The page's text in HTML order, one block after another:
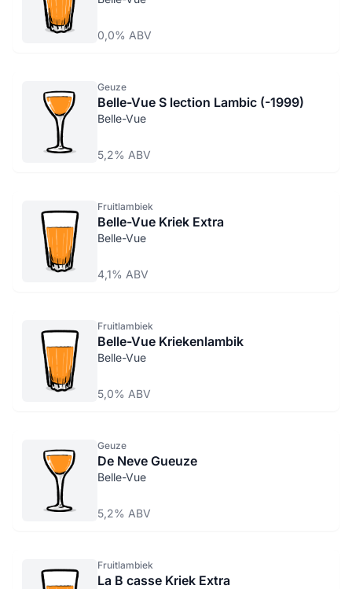
0,0% ABV
Geuze
Belle-Vue S lection Lambic (-1999)
Belle-Vue
5,2% ABV
Fruitlambiek
Belle-Vue Kriek Extra
Belle-Vue
4,1% ABV
Fruitlambiek
Belle-Vue Kriekenlambik
Belle-Vue
5,0% ABV
Geuze
De Neve Gueuze
Belle-Vue
5,2% ABV
Fruitlambiek
La B casse Kriek Extra